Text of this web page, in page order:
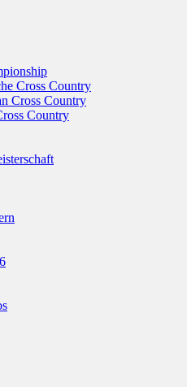
Cross Country
Cross Country
Country